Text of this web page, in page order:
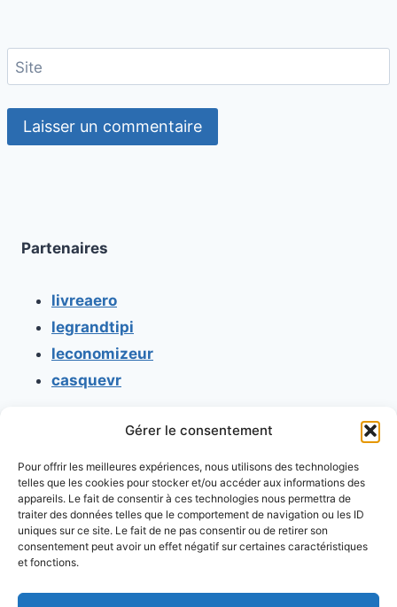
Gérer le consentement
Pour offrir les meilleures expériences, nous utilisons des technologies
telles que les cookies pour stocker et/ou accéder aux informations des
appareils. Le fait de consentir à ces technologies nous permettra de
traiter des données telles que le comportement de navigation ou les ID
uniques sur ce site. Le fait de ne pas consentir ou de retirer son
consentement peut avoir un effet négatif sur certaines caractéristiques
et fonctions.
Site
Partenaires
livreaero
legrandtipi
leconomizeur
casquevr
Mentions légales
Conditions générales d'utilisation
Conditions générales de vente
Politique de cookies
Politique de confidentialité